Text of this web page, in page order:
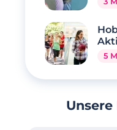
5
Unsere